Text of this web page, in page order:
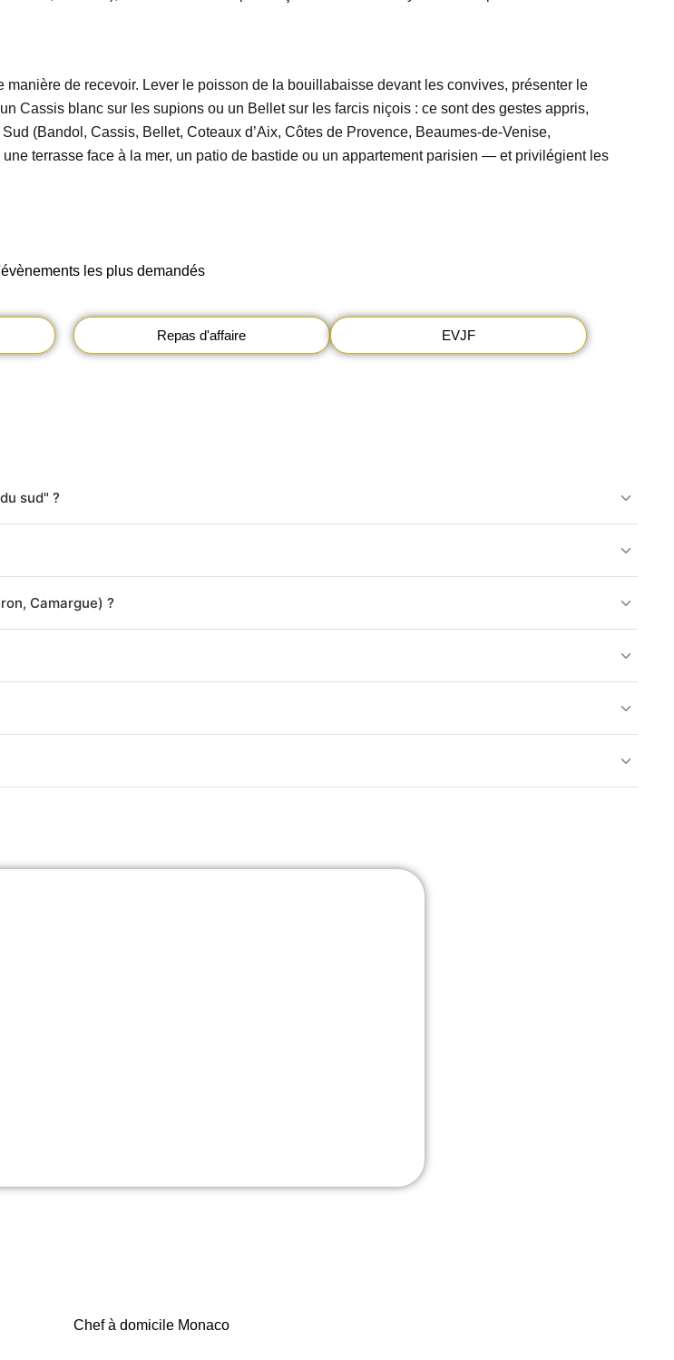
manière de recevoir. Lever le poisson de la bouillabaisse devant les convives, présenter le
Cassis blanc sur les supions ou un Bellet sur les farcis niçois : ce sont des gestes appris,
(Bandol, Cassis, Bellet, Coteaux d’Aix, Côtes de Provence, Beaumes-de-Venise,
terrasse face à la mer, un patio de bastide ou un appartement parisien — et privilégient les
les plus demandés
Repas d'affaire EVJF
sud" ?
Camargue) ?
Chef à domicile Monaco